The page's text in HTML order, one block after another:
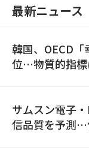
最新ニュース
韓国、OECD
位…物質的指標
サムスン電子
信品質を予測